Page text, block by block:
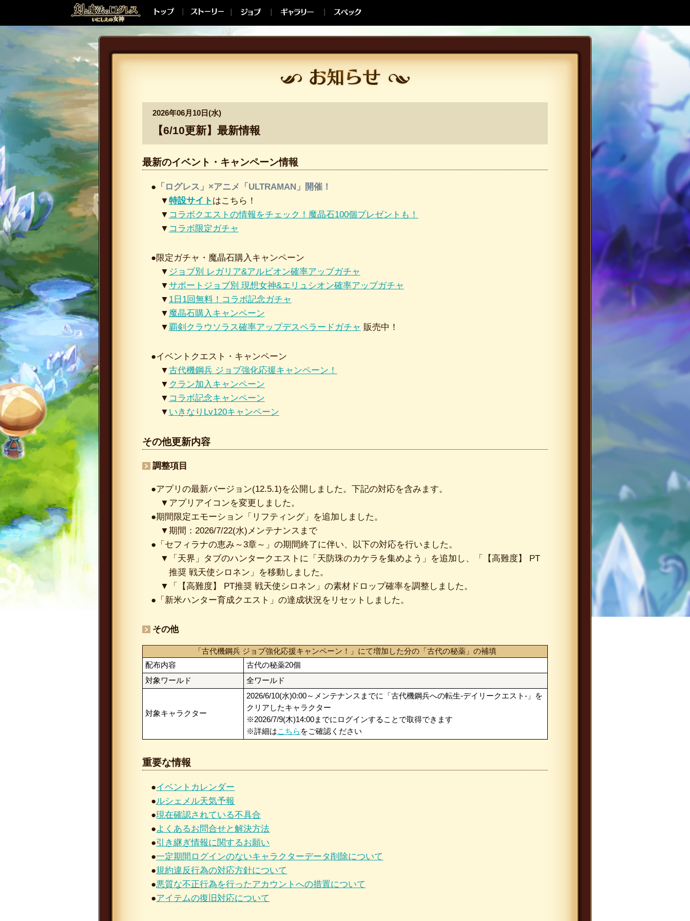
2026年06月10日(水)
【6/10更新】最新情報
最新のイベント・キャンペーン情報
● 「ログレス」×アニメ「ULTRAMAN」開催！
▼特設サイト はこちら！
▼ コラボクエストの情報をチェック！魔晶石100個プレゼントも！
▼ コラボ限定ガチャ
●限定ガチャ・魔晶石購入キャンペーン
▼ ジョブ別 レガリア&アルビオン確率アップガチャ
▼サポートジョブ別 現想女神&エリュシオン確率アップガチャ
▼ 1日1回無料！コラボ記念ガチャ
▼ 魔晶石購入キャンペーン
▼覇剣クラウソラス確率アップデスペラードガチャ 販売中！
●イベントクエスト・キャンペーン
▼古代機鋼兵 ジョブ強化応援キャンペーン！
▼ クラン加入キャンペーン
▼ コラボ記念キャンペーン
▼ いきなりLv120キャンペーン
その他更新内容
調整項目
●アプリの最新バージョン(12.5.1)を公開しました。下記の対応を含みます。
▼アプリアイコンを変更しました。
●期間限定エモーション「リフティング」を追加しました。
▼期間：2026/7/22(水)メンテナンスまで
●「セフィラナの恵み～3章～」の期間終了に伴い、以下の対応を行いました。
▼「天界」タブのハンタークエストに「天防珠のカケラを集めよう」を追加し、「【高難度】 PT
推奨 戦天使シロネン」を移動しました。
▼「【高難度】 PT推奨 戦天使シロネン」の素材ドロップ確率を調整しました。
●「新米ハンター育成クエスト」の達成状況をリセットしました。
その他
「古代機鋼兵 ジョブ強化応援キャンペーン！」にて増加した分の「古代の秘薬」の補填
配布内容
古代の秘薬20個
対象ワールド
全ワールド
対象キャラクター
2026/6/10(水)0:00～メンテナンスまでに「古代機鋼兵への転生-デイリークエスト-」を
クリアしたキャラクター
※2026/7/9(木)14:00までにログインすることで取得できます
※詳細はこちら をご確認ください
重要な情報
●イベントカレンダー
●ルシェメル天気予報
●現在確認されている不具合
●よくあるお問合せと解決方法
●引き継ぎ情報に関するお願い
●一定期間ログインのないキャラクターデータ削除について
●規約違反行為の対応方針について
●悪質な不正行為を行ったアカウントへの措置について
●アイテムの復旧対応について